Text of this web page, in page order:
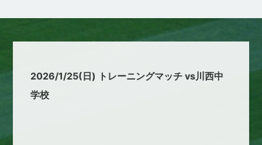
2026/1/25(日) トレーニングマッチ vs川西中
学校